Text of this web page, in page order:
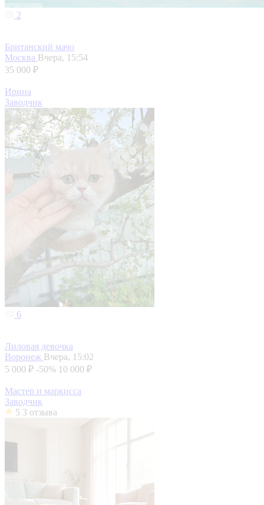
2
Британский мачо
Москва Вчера, 15:54
35 000 ₽
Ирина
Заводчик
6
Лиловая девочка
Воронеж Вчера, 15:02
5 000 ₽ -50% 10 000 ₽
Мастер и маркисса
Заводчик
5 3 отзыва